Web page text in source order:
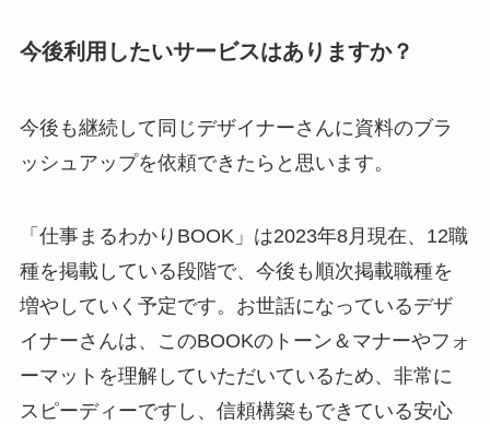
今後利用したいサービスはありますか？
今後も継続して同じデザイナーさんに資料のブラ
ッシュアップを依頼できたらと思います。
「仕事まるわかりBOOK」は2023年8月現在、12職
種を掲載している段階で、今後も順次掲載職種を
増やしていく予定です。お世話になっているデザ
イナーさんは、このBOOKのトーン＆マナーやフォ
ーマットを理解していただいているため、非常に
スピーディーですし、信頼構築もできている安心